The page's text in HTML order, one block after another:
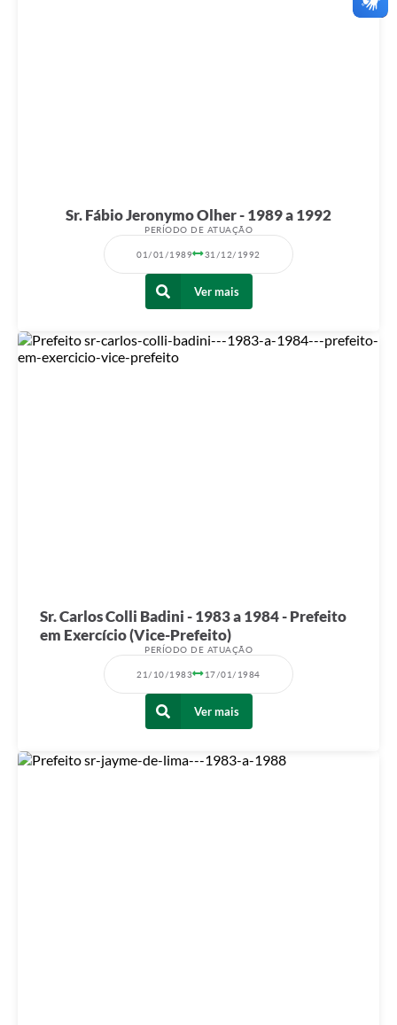
Sr. Fábio Jeronymo Olher - 1989 a 1992
PERÍODO DE ATUAÇÃO
01/01/1989 31/12/1992
Ver mais
Sr. Carlos Colli Badini - 1983 a 1984 - Prefeito
em Exercício (Vice-Prefeito)
PERÍODO DE ATUAÇÃO
21/10/1983 17/01/1984
Ver mais